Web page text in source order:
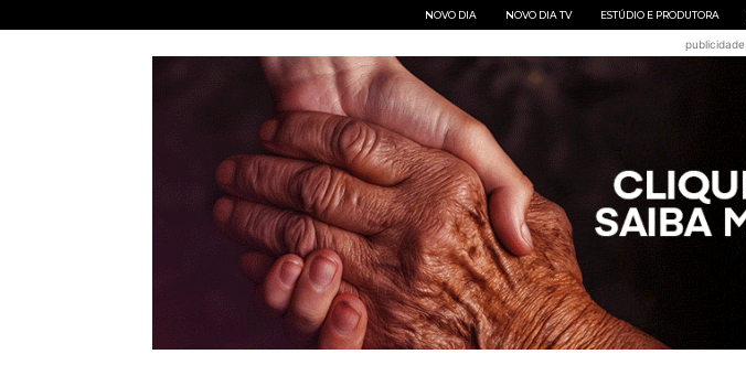
NOVO DIA NOVO DIA TV ESTÚDIO E PRODUTORA
publicidade